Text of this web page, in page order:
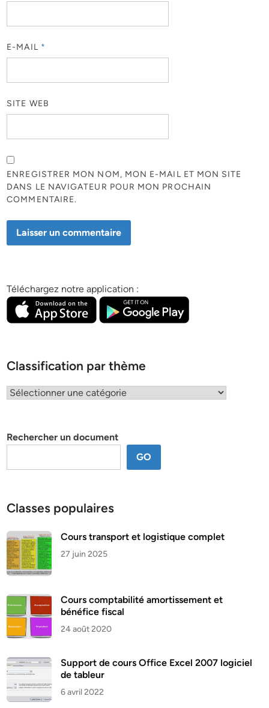
E-MAIL *
SITE WEB
ENREGISTRER MON NOM, MON E-MAIL ET MON SITE
DANS LE NAVIGATEUR POUR MON PROCHAIN
COMMENTAIRE.
Téléchargez notre application :
Classification par thème
Classification
Rechercher un document
GO
Classes populaires
Cours transport et logistique complet
27 juin 2025
Cours comptabilité amortissement et
bénéfice fiscal
24 août 2020
Support de cours Office Excel 2007 logiciel
de tableur
6 avril 2022